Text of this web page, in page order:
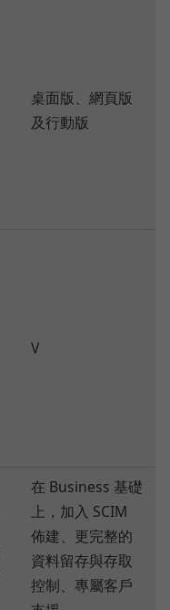
桌面版、網頁版
及行動版
V
在 Business 基礎
上，加入 SCIM
佈建、更完整的
資料留存與存取
控制、專屬客戶